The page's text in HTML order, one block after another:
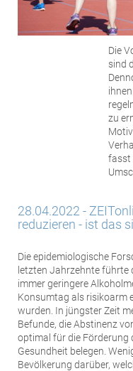
Die
sind
zu
fasst
28.04.2022 -
reduzieren - ist das
Die epidemiologische
letzten Jahrzehnte führte
immer geringere
Konsumtag als risikoarm
wurden. In jüngster Zeit
Befunde, die Abstinenz
optimal für die Förderung
Gesundheit belegen.
Bevölkerung darüber,